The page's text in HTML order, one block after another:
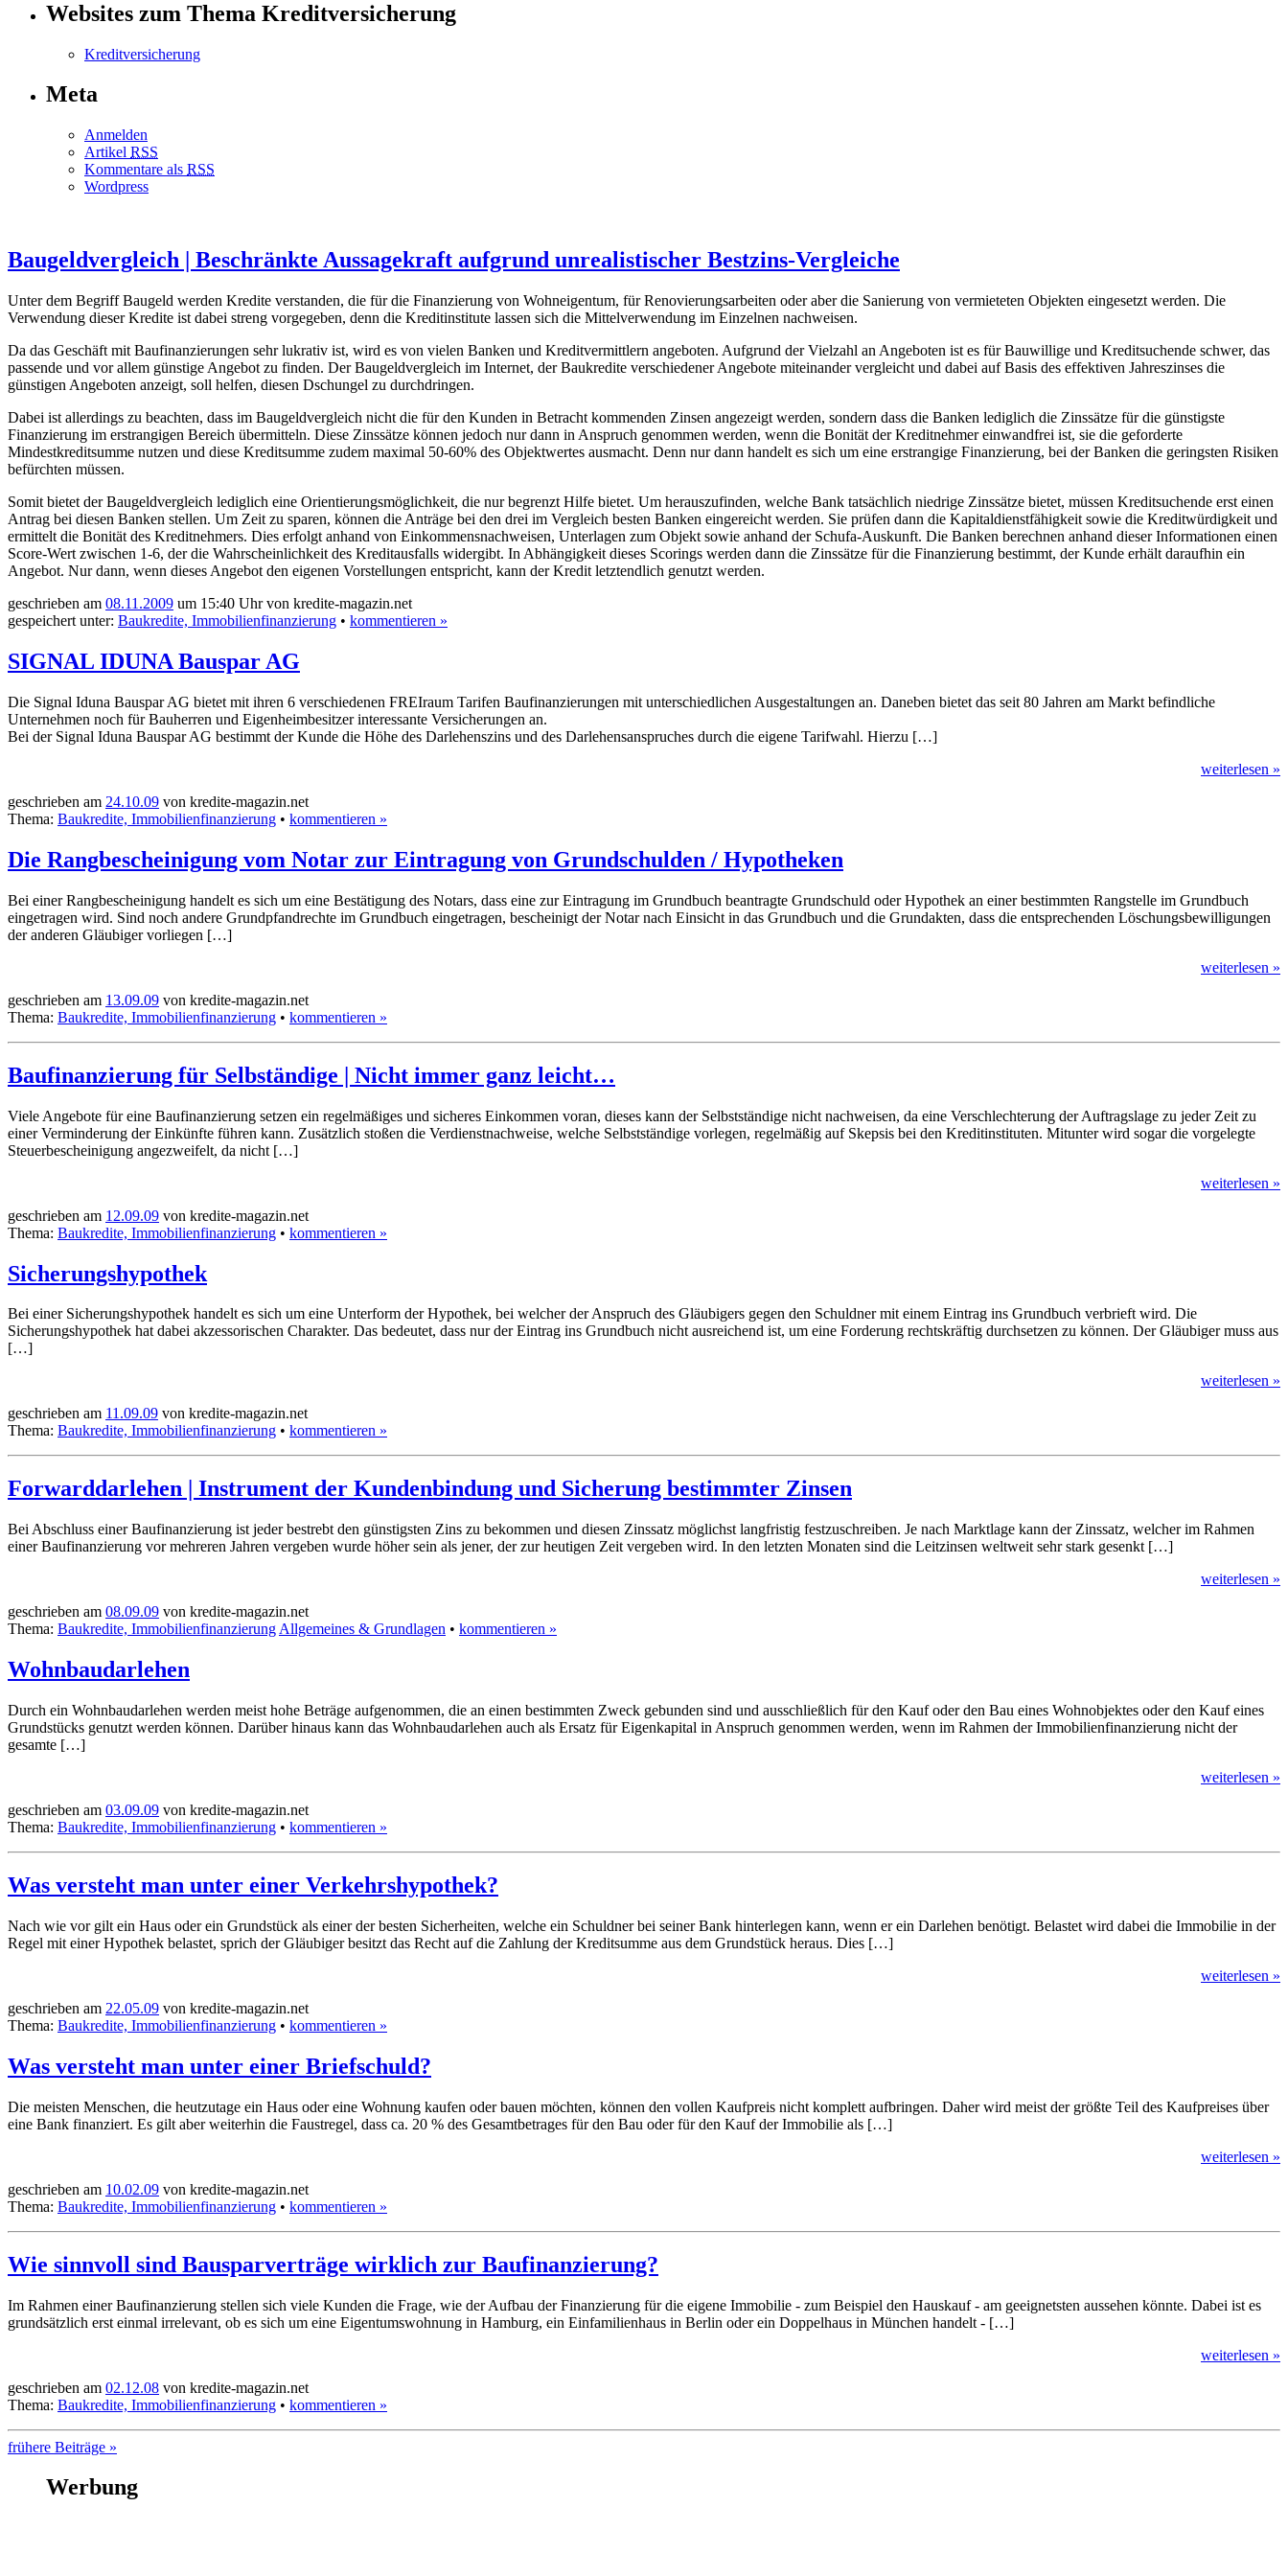
Websites zum Thema Kreditversicherung
Kreditversicherung
Meta
Anmelden
Artikel RSS
Kommentare als RSS
Wordpress
Baugeldvergleich | Beschränkte Aussagekraft aufgrund unrealistischer Bestzins-Vergleiche
Unter dem Begriff Baugeld werden Kredite verstanden, die für die Finanzierung von Wohneigentum, für Renovierungsarbeiten oder aber die Sanierung von vermieteten Objekten eingesetzt werden. Die
Verwendung dieser Kredite ist dabei streng vorgegeben, denn die Kreditinstitute lassen sich die Mittelverwendung im Einzelnen nachweisen.
Da das Geschäft mit Baufinanzierungen sehr lukrativ ist, wird es von vielen Banken und Kreditvermittlern angeboten. Aufgrund der Vielzahl an Angeboten ist es für Bauwillige und Kreditsuchende schwer, das
passende und vor allem günstige Angebot zu finden. Der Baugeldvergleich im Internet, der Baukredite verschiedener Angebote miteinander vergleicht und dabei auf Basis des effektiven Jahreszinses die
günstigen Angeboten anzeigt, soll helfen, diesen Dschungel zu durchdringen.
Dabei ist allerdings zu beachten, dass im Baugeldvergleich nicht die für den Kunden in Betracht kommenden Zinsen angezeigt werden, sondern dass die Banken lediglich die Zinssätze für die günstigste
Finanzierung im erstrangigen Bereich übermitteln. Diese Zinssätze können jedoch nur dann in Anspruch genommen werden, wenn die Bonität der Kreditnehmer einwandfrei ist, sie die geforderte
Mindestkreditsumme nutzen und diese Kreditsumme zudem maximal 50-60% des Objektwertes ausmacht. Denn nur dann handelt es sich um eine erstrangige Finanzierung, bei der Banken die geringsten Risiken
befürchten müssen.
Somit bietet der Baugeldvergleich lediglich eine Orientierungsmöglichkeit, die nur begrenzt Hilfe bietet. Um herauszufinden, welche Bank tatsächlich niedrige Zinssätze bietet, müssen Kreditsuchende erst einen
Antrag bei diesen Banken stellen. Um Zeit zu sparen, können die Anträge bei den drei im Vergleich besten Banken eingereicht werden. Sie prüfen dann die Kapitaldienstfähigkeit sowie die Kreditwürdigkeit und
ermittelt die Bonität des Kreditnehmers. Dies erfolgt anhand von Einkommensnachweisen, Unterlagen zum Objekt sowie anhand der Schufa-Auskunft. Die Banken berechnen anhand dieser Informationen einen
Score-Wert zwischen 1-6, der die Wahrscheinlichkeit des Kreditausfalls widergibt. In Abhängigkeit dieses Scorings werden dann die Zinssätze für die Finanzierung bestimmt, der Kunde erhält daraufhin ein
Angebot. Nur dann, wenn dieses Angebot den eigenen Vorstellungen entspricht, kann der Kredit letztendlich genutzt werden.
geschrieben am 08.11.2009 um 15:40 Uhr von kredite-magazin.net
gespeichert unter: Baukredite, Immobilienfinanzierung • kommentieren »
SIGNAL IDUNA Bauspar AG
Die Signal Iduna Bauspar AG bietet mit ihren 6 verschiedenen FREIraum Tarifen Baufinanzierungen mit unterschiedlichen Ausgestaltungen an. Daneben bietet das seit 80 Jahren am Markt befindliche
Unternehmen noch für Bauherren und Eigenheimbesitzer interessante Versicherungen an.
Bei der Signal Iduna Bauspar AG bestimmt der Kunde die Höhe des Darlehenszins und des Darlehensanspruches durch die eigene Tarifwahl. Hierzu […]
weiterlesen »
geschrieben am 24.10.09 von kredite-magazin.net
Thema: Baukredite, Immobilienfinanzierung • kommentieren »
Die Rangbescheinigung vom Notar zur Eintragung von Grundschulden / Hypotheken
Bei einer Rangbescheinigung handelt es sich um eine Bestätigung des Notars, dass eine zur Eintragung im Grundbuch beantragte Grundschuld oder Hypothek an einer bestimmten Rangstelle im Grundbuch
eingetragen wird. Sind noch andere Grundpfandrechte im Grundbuch eingetragen, bescheinigt der Notar nach Einsicht in das Grundbuch und die Grundakten, dass die entsprechenden Löschungsbewilligungen
der anderen Gläubiger vorliegen […]
weiterlesen »
geschrieben am 13.09.09 von kredite-magazin.net
Thema: Baukredite, Immobilienfinanzierung • kommentieren »
Baufinanzierung für Selbständige | Nicht immer ganz leicht…
Viele Angebote für eine Baufinanzierung setzen ein regelmäßiges und sicheres Einkommen voran, dieses kann der Selbstständige nicht nachweisen, da eine Verschlechterung der Auftragslage zu jeder Zeit zu
einer Verminderung der Einkünfte führen kann. Zusätzlich stoßen die Verdienstnachweise, welche Selbstständige vorlegen, regelmäßig auf Skepsis bei den Kreditinstituten. Mitunter wird sogar die vorgelegte
Steuerbescheinigung angezweifelt, da nicht […]
weiterlesen »
geschrieben am 12.09.09 von kredite-magazin.net
Thema: Baukredite, Immobilienfinanzierung • kommentieren »
Sicherungshypothek
Bei einer Sicherungshypothek handelt es sich um eine Unterform der Hypothek, bei welcher der Anspruch des Gläubigers gegen den Schuldner mit einem Eintrag ins Grundbuch verbrieft wird. Die
Sicherungshypothek hat dabei akzessorischen Charakter. Das bedeutet, dass nur der Eintrag ins Grundbuch nicht ausreichend ist, um eine Forderung rechtskräftig durchsetzen zu können. Der Gläubiger muss aus
[…]
weiterlesen »
geschrieben am 11.09.09 von kredite-magazin.net
Thema: Baukredite, Immobilienfinanzierung • kommentieren »
Forwarddarlehen | Instrument der Kundenbindung und Sicherung bestimmter Zinsen
Bei Abschluss einer Baufinanzierung ist jeder bestrebt den günstigsten Zins zu bekommen und diesen Zinssatz möglichst langfristig festzuschreiben. Je nach Marktlage kann der Zinssatz, welcher im Rahmen
einer Baufinanzierung vor mehreren Jahren vergeben wurde höher sein als jener, der zur heutigen Zeit vergeben wird. In den letzten Monaten sind die Leitzinsen weltweit sehr stark gesenkt […]
weiterlesen »
geschrieben am 08.09.09 von kredite-magazin.net
Thema: Baukredite, Immobilienfinanzierung Allgemeines & Grundlagen • kommentieren »
Wohnbaudarlehen
Durch ein Wohnbaudarlehen werden meist hohe Beträge aufgenommen, die an einen bestimmten Zweck gebunden sind und ausschließlich für den Kauf oder den Bau eines Wohnobjektes oder den Kauf eines
Grundstücks genutzt werden können. Darüber hinaus kann das Wohnbaudarlehen auch als Ersatz für Eigenkapital in Anspruch genommen werden, wenn im Rahmen der Immobilienfinanzierung nicht der
gesamte […]
weiterlesen »
geschrieben am 03.09.09 von kredite-magazin.net
Thema: Baukredite, Immobilienfinanzierung • kommentieren »
Was versteht man unter einer Verkehrshypothek?
Nach wie vor gilt ein Haus oder ein Grundstück als einer der besten Sicherheiten, welche ein Schuldner bei seiner Bank hinterlegen kann, wenn er ein Darlehen benötigt. Belastet wird dabei die Immobilie in der
Regel mit einer Hypothek belastet, sprich der Gläubiger besitzt das Recht auf die Zahlung der Kreditsumme aus dem Grundstück heraus. Dies […]
weiterlesen »
geschrieben am 22.05.09 von kredite-magazin.net
Thema: Baukredite, Immobilienfinanzierung • kommentieren »
Was versteht man unter einer Briefschuld?
Die meisten Menschen, die heutzutage ein Haus oder eine Wohnung kaufen oder bauen möchten, können den vollen Kaufpreis nicht komplett aufbringen. Daher wird meist der größte Teil des Kaufpreises über
eine Bank finanziert. Es gilt aber weiterhin die Faustregel, dass ca. 20 % des Gesamtbetrages für den Bau oder für den Kauf der Immobilie als […]
weiterlesen »
geschrieben am 10.02.09 von kredite-magazin.net
Thema: Baukredite, Immobilienfinanzierung • kommentieren »
Wie sinnvoll sind Bausparverträge wirklich zur Baufinanzierung?
Im Rahmen einer Baufinanzierung stellen sich viele Kunden die Frage, wie der Aufbau der Finanzierung für die eigene Immobilie - zum Beispiel den Hauskauf - am geeignetsten aussehen könnte. Dabei ist es
grundsätzlich erst einmal irrelevant, ob es sich um eine Eigentumswohnung in Hamburg, ein Einfamilienhaus in Berlin oder ein Doppelhaus in München handelt - […]
weiterlesen »
geschrieben am 02.12.08 von kredite-magazin.net
Thema: Baukredite, Immobilienfinanzierung • kommentieren »
frühere Beiträge »
Werbung